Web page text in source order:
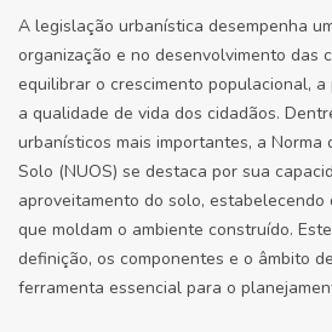
A legislação urbanística desempenha
organização e no desenvolvimento das
equilibrar o crescimento populacional,
a qualidade de vida dos cidadãos.
urbanísticos mais importantes, a Norma
Solo (NUOS) se destaca por sua
aproveitamento do solo, estabelecendo
que moldam o ambiente construído.
definição, os componentes e o âmbito
ferramenta essencial para o